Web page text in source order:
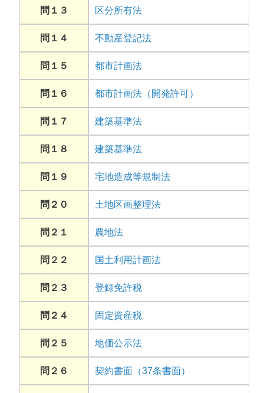
問１３ 区分所有法
問１４ 不動産登記法
問１５ 都市計画法
問１６ 都市計画法（開発許可）
問１７ 建築基準法
問１８ 建築基準法
問１９ 宅地造成等規制法
問２０ 土地区画整理法
問２１ 農地法
問２２ 国土利用計画法
問２３ 登録免許税
問２４ 固定資産税
問２５ 地価公示法
問２６ 契約書面（37条書面）